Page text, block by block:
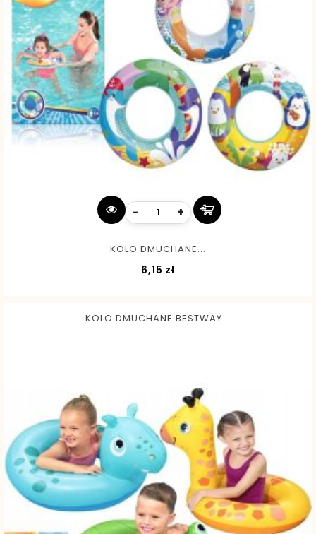
- +
KOLO DMUCHANE...
6,15 zł
KOLO DMUCHANE BESTWAY...